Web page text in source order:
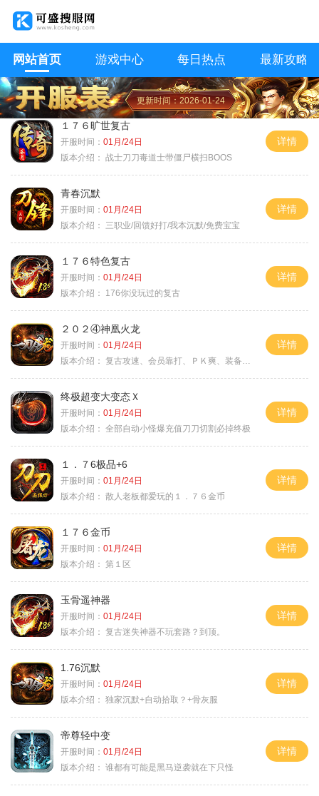
网站首页 游戏中心 每日热点 最新攻略
更新时间：2026-01-24
１７６旷世复古
开服时间： 01月/24日
版本介绍： 战士刀刀毒道士带僵尸横扫BOOS
详情
青春沉默
开服时间： 01月/24日
版本介绍：
三职业/回馈好打/我本沉默/免费宝宝
详情
１７６特色复古
开服时间： 01月/24日
版本介绍：
176你没玩过的复古
详情
２０２④神凰火龙
开服时间： 01月/24日
版本介绍： 复古攻速、会员靠打、ＰＫ爽、装备全爆
详情
终极超变大变态Ｘ
开服时间： 01月/24日
版本介绍： 全部自动小怪爆充值刀刀切割必掉终极
详情
１．７6极品+6
开服时间： 01月/24日
版本介绍： 散人老板都爱玩的１．７６金币
详情
１７６金币
开服时间： 01月/24日
版本介绍： 第１区
详情
玉骨遥神器
开服时间： 01月/24日
版本介绍： 复古迷失神器不玩套路？到顶。
详情
1.76沉默
开服时间： 01月/24日
版本介绍： 独家沉默+自动拾取？+骨灰服
详情
帝尊轻中变
开服时间： 01月/24日
版本介绍： 谁都有可能是黑马逆袭就在下只怪
详情